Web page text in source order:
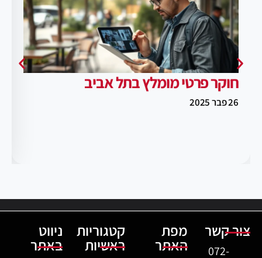
חוקר פרטי מומלץ בתל אביב
26 פבר 2025
צור קשר
072-
מפת
האתר
קטגוריות
ראשיות
ניווט
באתר